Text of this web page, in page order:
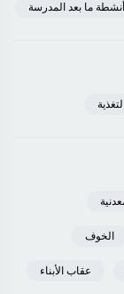
أنشطة ما بعد المدرسة
الخوف
عقاب الأبناء